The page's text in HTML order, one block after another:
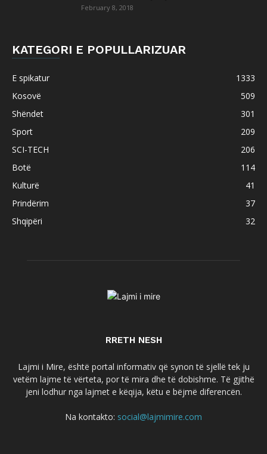
February 8, 2018
KATEGORI E POPULLARIZUAR
E spikatur
1333
Kosovë
509
Shëndet
301
Sport
209
SCI-TECH
206
Botë
114
Kulturë
41
Prindërim
37
Shqipëri
32
RRETH NESH
Lajmi i Mire, është portal informativ që synon të sjellë tek ju
vetëm lajme të vërteta, por të mira dhe të dobishme. Të gjithë
jeni lodhur nga lajmet e këqija, këtu e bëjmë diferencën.
Na kontakto: social@lajmimire.com